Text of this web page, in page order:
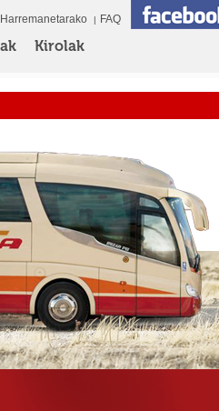
Kirolak
Harremanetarako FAQ